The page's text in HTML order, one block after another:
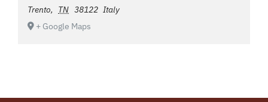
Trento, TN 38122 Italy
+ Google Maps